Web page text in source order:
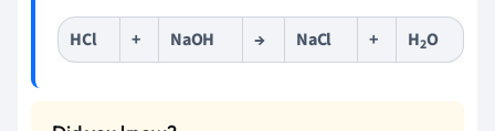
HCl + NaOH → NaCl + H2O